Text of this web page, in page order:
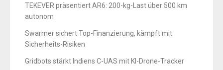
TEKEVER präsentiert AR6: 200-kg-Last über 500 km
autonom
Swarmer sichert Top-Finanzierung, kämpft mit
Sicherheits-Risiken
Gridbots stärkt Indiens C-UAS mit KI-Drone-Tracker